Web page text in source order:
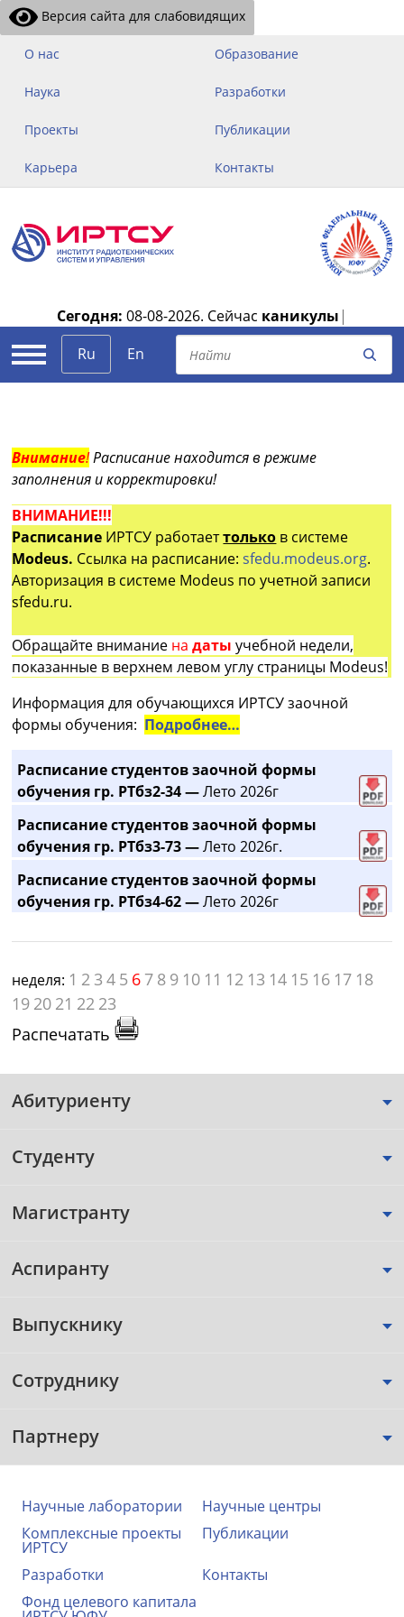
Версия сайта для слабовидящих
О нас Образование
Наука Разработки
Проекты Публикации
Карьера Контакты
Сегодня: 08-08-2026. Сейчас каникулы |
Ru
En
Внимание!Расписание находится в режиме
заполнения и корректировки!
ВНИМАНИЕ!!!
Расписание ИРТСУ работаеттолько в системе
Modeus. Ссылка на расписание:sfedu.modeus.org.
Авторизация в системе Modeus по учетной записи
sfedu.ru.
Обращайте внимание на датыучебной недели,
показанные в верхнем левом углу страницы Modeus!
Информация для обучающихся ИРТСУ заочной
формы обучения: Подробнее…
Расписание студентов заочной формы
обучения гр. РТбз2-34 —Лето 2026г
Расписание студентов заочной формы
обучения гр. РТбз3-73 —Лето 2026г.
Расписание студентов заочной формы
обучения гр. РТбз4-62 —Лето 2026г
неделя: 1 2 3 4 5 6 7 8 9 10 11 12 13 14 15 16 17 18
19 20 21 22 23
Распечатать
Абитуриенту
Студенту
Магистранту
Аспиранту
Выпускнику
Сотруднику
Партнеру
Научные лаборатории
Научные центры
Комплексные проекты
ИРТСУ
Публикации
Разработки
Контакты
Фонд целевого капитала